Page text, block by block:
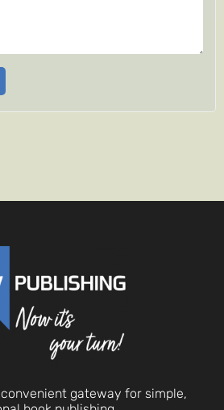
gateway for simple,